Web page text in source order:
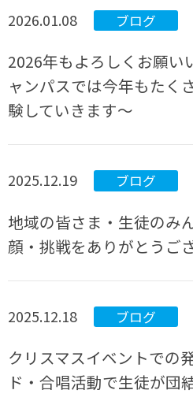
2026.01.08 ブログ
2026年もよろしくお願い
ャンパスでは今年もたく
験していきます～
2025.12.19 ブログ
地域の皆さま・生徒のみ
顔・挑戦をありがとうご
2025.12.18 ブログ
クリスマスイベントでの
ド・合唱活動で生徒が団